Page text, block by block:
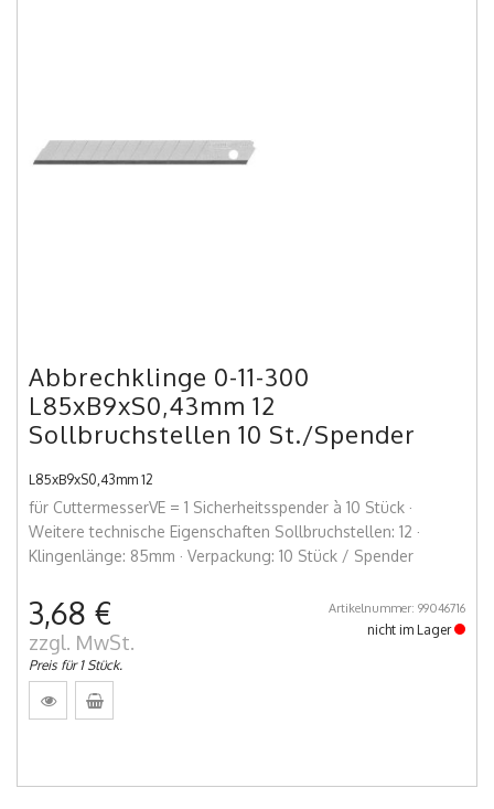
Abbrechklinge 0-11-300
L85xB9xS0,43mm 12
Sollbruchstellen 10 St./Spender
L85xB9xS0,43mm 12
für CuttermesserVE = 1 Sicherheitsspender à 10 Stück ·
Weitere technische Eigenschaften Sollbruchstellen: 12 ·
Klingenlänge: 85mm · Verpackung: 10 Stück / Spender
3,68 €
zzgl. MwSt.
Preis für 1 Stück.
Artikelnummer: 99046716
nicht im Lager